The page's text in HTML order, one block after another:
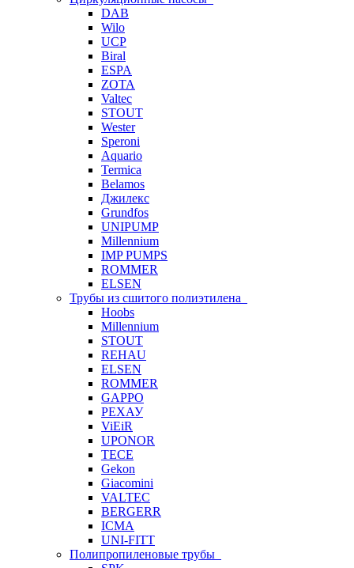
DAB
Wilo
UCP
Biral
ESPA
ZOTA
Valtec
STOUT
Wester
Speroni
Aquario
Termica
Belamos
Джилекс
Grundfos
UNIPUMP
Millennium
IMP PUMPS
ROMMER
ELSEN
Трубы из сшитого полиэтилена
Hoobs
Millennium
STOUT
REHAU
ELSEN
ROMMER
GAPPO
РЕХАУ
ViEiR
UPONOR
TECE
Gekon
Giacomini
VALTEC
BERGERR
ICMA
UNI-FITT
Полипропиленовые трубы